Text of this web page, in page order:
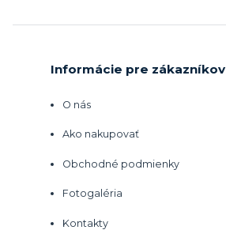
Informácie pre zákazníkov
O nás
Ako nakupovať
Obchodné podmienky
Fotogaléria
Kontakty